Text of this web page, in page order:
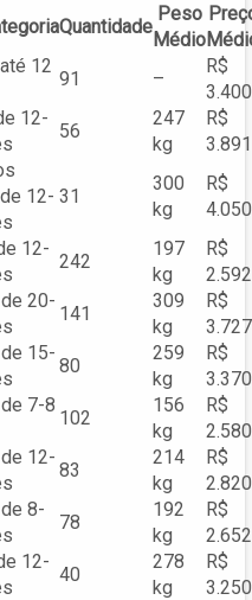
Quantidade
Peso
Médio
12
91 –
R$
3.400
12-
56
247
kg
R$
3.891
12- 31
300
kg
R$
4.050
12-
242
197
kg
R$
2.592
20-
141
309
kg
R$
3.727
15-
80
259
kg
R$
3.370
7-8
102
156
kg
R$
2.580
12-
83
214
kg
R$
2.820
8-
78
192
kg
R$
2.652
12-
40
278
kg
R$
3.250